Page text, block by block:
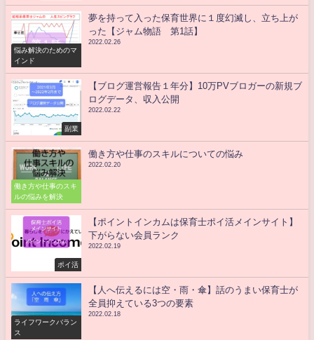
悩み解決のためのマ
インド
夢を持って入った保育世界に１度幻滅し、立ち上が
った【ジャム物語 第1話】
2022.02.26
副業
【ブログ運営報告１年分】10万PVブロガーの新規ブ
ログデータ、収入公開
2022.02.22
働き方や仕事のスキ
ルの悩みを解決
働き方や仕事のスキルについての悩み
2022.02.20
ポイ活
【ポイントインカムは保育士ポイ活メインサイト】
下がらない会員ランク
2022.02.19
ライフワークバラン
ス
【人へ伝えるには空・雨・傘】話のうまい保育士が
全員抑えている3つの要素
2022.02.18